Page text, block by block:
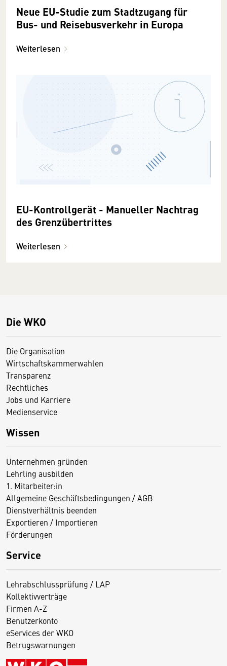
Neue EU-Studie zum Stadtzugang für
Bus- und Reisebusverkehr in Europa
Weiterlesen
EU-Kontrollgerät - Manueller Nachtrag
des Grenzübertrittes
Weiterlesen
Die WKO
Die Organisation
Wirtschaftskammerwahlen
Transparenz
Rechtliches
Jobs und Karriere
Medienservice
Wissen
Unternehmen gründen
Lehrling ausbilden
1. Mitarbeiter:in
Allgemeine Geschäftsbedingungen / AGB
Dienstverhältnis beenden
Exportieren / Importieren
Förderungen
Service
Lehrabschlussprüfung / LAP
Kollektivverträge
Firmen A-Z
Benutzerkonto
eServices der WKO
Betrugswarnungen